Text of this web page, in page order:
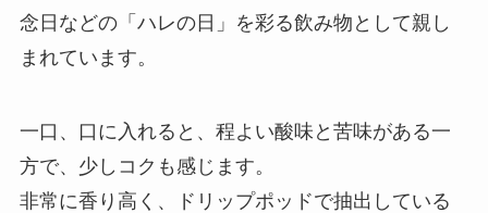
念日などの「ハレの日」を彩る飲み物として親し
まれています。
一口、口に入れると、程よい酸味と苦味がある一
方で、少しコクも感じます。
非常に香り高く、ドリップポッドで抽出している